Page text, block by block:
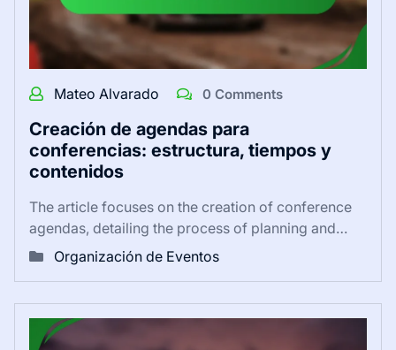
Mateo Alvarado 0 Comments
Creación de agendas para
conferencias: estructura, tiempos y
contenidos
The article focuses on the creation of conference
agendas, detailing the process of planning and…
Organización de Eventos